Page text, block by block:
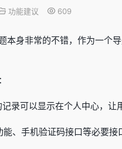
功能建议 609
本身非常的不错，作为一个
录可以显示在个人中心，
能、手机验证码接口等必要接